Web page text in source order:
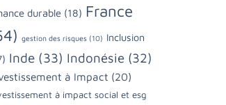
durable (18) France
gestion des risques (10) Inclusion
Inde (33) Indonésie (32)
à Impact (20)
à impact social et esg